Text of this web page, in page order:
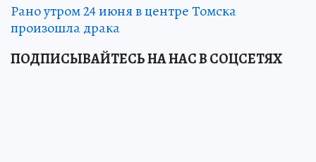
Рано утром 24 июня в центре Томска
произошла драка
ПОДПИСЫВАЙТЕСЬ НА НАС В СОЦСЕТЯХ